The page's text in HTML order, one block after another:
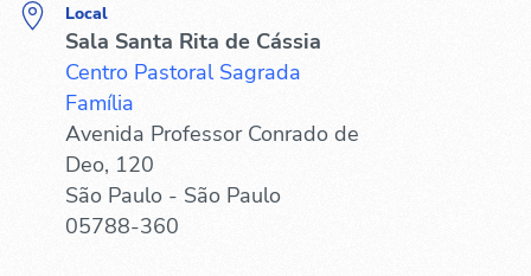
Local
Sala Santa Rita de Cássia
Centro Pastoral Sagrada
Família
Avenida Professor Conrado de
Deo, 120
São Paulo - São Paulo
05788-360